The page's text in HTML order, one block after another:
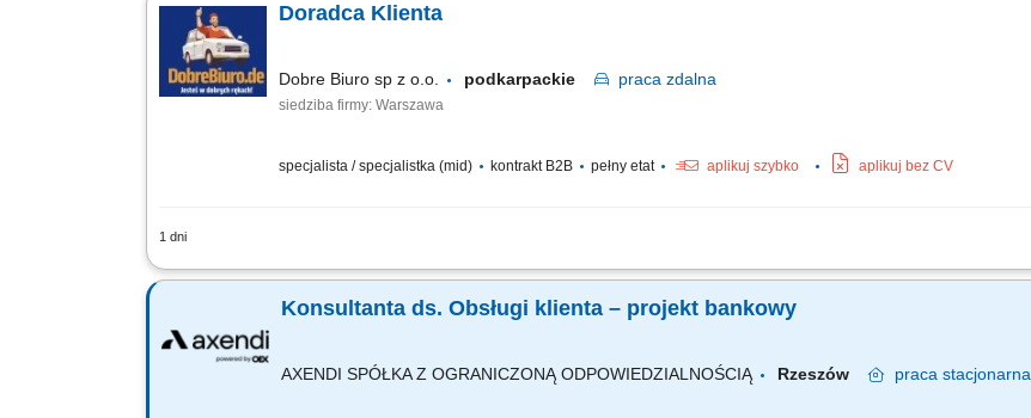
Doradca Klienta
Dobre Biuro sp z o.o. podkarpackie praca zdalna
siedziba firmy: Warszawa
specjalista / specjalistka (mid) kontrakt B2B pełny etat aplikuj szybko aplikuj bez CV
1 dni
Twój zakres obowiązków: Telefoniczna obsługa klientów polskich; Prowadzenie pierwszych rozmów z
Konsultanta ds. Obsługi klienta – projekt bankowy
AXENDI SPÓŁKA Z OGRANICZONĄ ODPOWIEDZIALNOŚCIĄ Rzeszów praca stacjonarna